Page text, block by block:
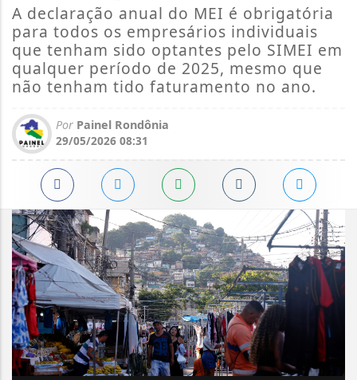
A declaração anual do MEI é obrigatória
para todos os empresários individuais
que tenham sido optantes pelo SIMEI em
qualquer período de 2025, mesmo que
não tenham tido faturamento no ano.
Por Painel Rondônia
29/05/2026 08:31